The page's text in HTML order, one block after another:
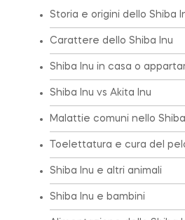
Storia e origini dello Shiba
Carattere dello Shiba Inu
Shiba Inu in casa o
Shiba Inu vs Akita Inu
Malattie comuni nello
Toelettatura e cura del
Shiba Inu e altri animali
Shiba Inu e bambini